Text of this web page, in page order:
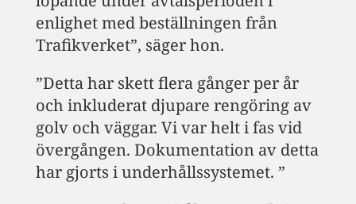
enlighet med beställningen från
Trafikverket”, säger hon.
”Detta har skett flera gånger per år
och inkluderat djupare rengöring av
golv och väggar. Vi var helt i fas vid
övergången. Dokumentation av detta
har gjorts i underhållssystemet. ”